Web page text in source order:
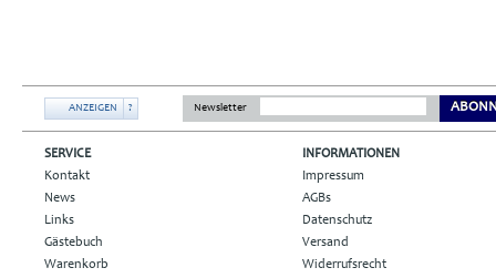
ANZEIGEN ? Newsletter
SERVICE
Kontakt
News
Links
Gästebuch
Warenkorb
INFORMATIONEN
Impressum
AGBs
Datenschutz
Versand
Widerrufsrecht